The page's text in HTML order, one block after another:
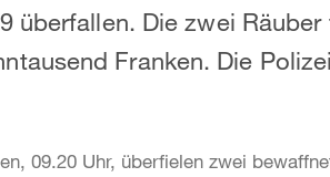
überfallen. Die zwei
Franken. Die
09.20 Uhr, überfielen zwei